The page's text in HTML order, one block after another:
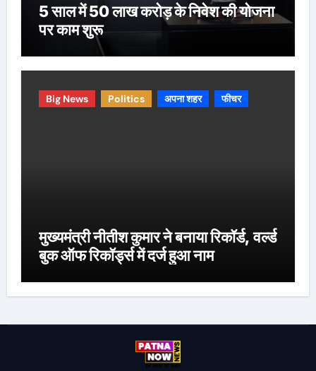
5 साल में 50 लाख करोड़ के निवेश की योजना
पर काम शुरू
Big News Politics अपना शहर फीचर
मुख्यमंत्री नीतीश कुमार ने बनाया रिकॉर्ड, वर्ल्ड
बुक ऑफ रिकॉर्ड्स में दर्ज हुआ नाम